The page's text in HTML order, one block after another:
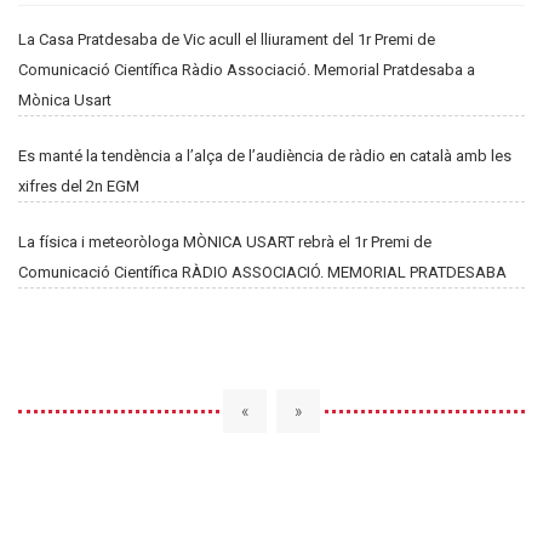
La Casa Pratdesaba de Vic acull el lliurament del 1r Premi de
Comunicació Científica Ràdio Associació. Memorial Pratdesaba a
Mònica Usart
Es manté la tendència a l’alça de l’audiència de ràdio en català amb les
xifres del 2n EGM
La física i meteoròloga MÒNICA USART rebrà el 1r Premi de
Comunicació Científica RÀDIO ASSOCIACIÓ. MEMORIAL PRATDESABA
« »